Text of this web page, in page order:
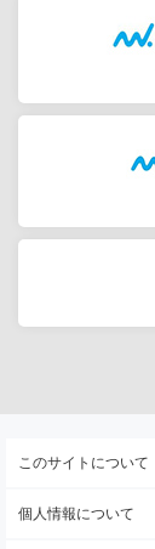
このサイトについて
個人情報について